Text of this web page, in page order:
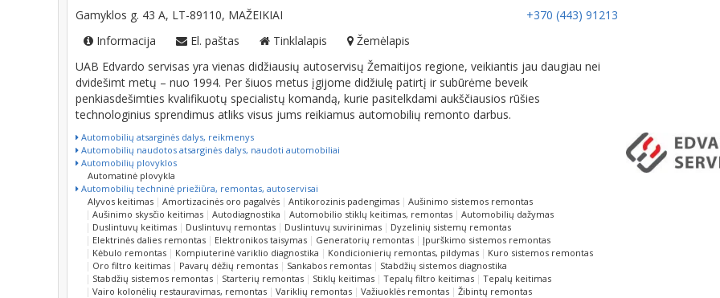
Gamyklos g. 43 A, LT-89110, MAŽEIKIAI
+370 (443) 91213
Informacija
El. paštas Tinklalapis
Žemėlapis
UAB Edvardo servisas yra vienas didžiausių autoservisų Žemaitijos regione, veikiantis jau daugiau nei
dvidešimt metų – nuo 1994. Per šiuos metus įgijome didžiulę patirtį ir subūrėme beveik
penkiasdešimties kvalifikuotų specialistų komandą, kurie pasitelkdami aukščiausios rūšies
technologinius sprendimus atliks visus jums reikiamus automobilių remonto darbus.
Automobilių atsarginės dalys, reikmenys
Automobilių naudotos atsarginės dalys, naudoti automobiliai
Automobilių plovyklos
Automatinė plovykla
Automobilių techninė priežiūra, remontas, autoservisai
Alyvos keitimas
Amortizacinės oro pagalvės Antikorozinis padengimas
Aušinimo sistemos remontas
Aušinimo skysčio keitimas
Autodiagnostika Automobilio stiklų keitimas, remontas
Automobilių dažymas
Duslintuvų keitimas
Duslintuvų remontas Duslintuvų suvirinimas
Dyzelinių sistemų remontas
Elektrinės dalies remontas
Elektronikos taisymas Generatorių remontas
Įpurškimo sistemos remontas
Kėbulo remontas
Kompiuterinė variklio diagnostika Kondicionierių remontas, pildymas
Kuro sistemos remontas
Oro filtro keitimas
Pavarų dėžių remontas Sankabos remontas
Stabdžių sistemos diagnostika
Stabdžių sistemos remontas
Starterių remontas Stiklų keitimas Tepalų filtro keitimas
Tepalų keitimas
Vairo kolonėlių restauravimas, remontas
Variklių remontas Važiuoklės remontas Žibintų remontas